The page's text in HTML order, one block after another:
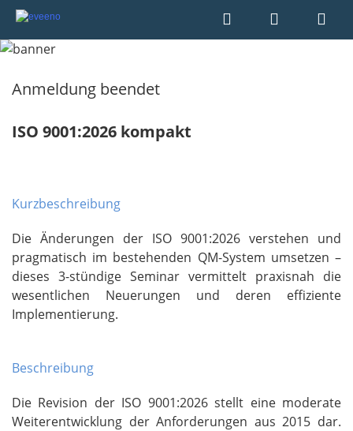
Anmeldung beendet
ISO 9001:2026 kompakt
Kurzbeschreibung
Die Änderungen der ISO 9001:2026 verstehen und
pragmatisch im bestehenden QM-System umsetzen –
dieses 3-stündige Seminar vermittelt praxisnah die
wesentlichen Neuerungen und deren effiziente
Implementierung.
Beschreibung
Die Revision der ISO 9001:2026 stellt eine moderate
Weiterentwicklung der Anforderungen aus 2015 dar.